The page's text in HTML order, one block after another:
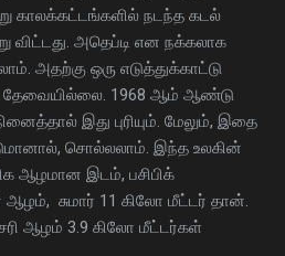
காலக்கட்டங்களில் நடந்த கடல்
விட்டது. அதெப்டி என நக்கலாக
அதற்கு ஒரு எடுத்துக்காட்டு
1968 ஆம் ஆண்டு
இது புரியும். மேலும், இதை
சொல்லலாம். இந்த உலகின்
ஆழமான இடம், பசிபிக்
சுமார் 11 கிலோ மீட்டர் தான்.
ஆழம் 3.9 கிலோ மீட்டர்கள்